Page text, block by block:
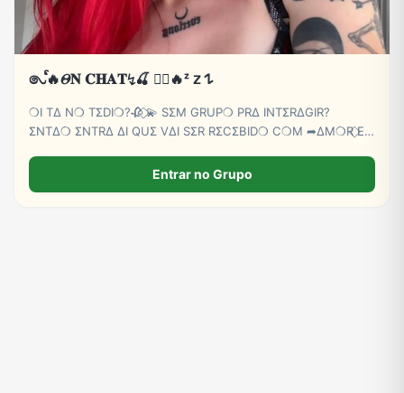
𑇢ᩘ🔥𝛩𝐍 𝐂𝐇𝐀𝐓↯🍒 ⃝⃔‌‌🔥ᶻ 𝗓 𐰁
❍I TΔ N❍ TΣDI❍?🥀 ⃟💫 SΣM GRUP❍ PRΔ INTΣRΔGIR?
ΣNTΔ❍ ΣNTRΔ ΔI QUΣ VΔI SΣR RΣCΣBID❍ C❍M ➦∆M❍R ⃟E
Entrar no Grupo